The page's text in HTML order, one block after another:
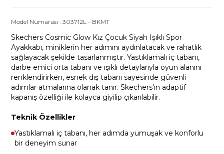
Model Numarası :303712L - BKMT
Skechers Cosmic Glow Kız Çocuk Siyah Işıklı Spor
Ayakkabı, miniklerin her adımını aydınlatacak ve rahatlık
sağlayacak şekilde tasarlanmıştır. Yastıklamalı iç tabanı,
darbe emici orta tabanı ve ışıklı detaylarıyla oyun alanını
renklendirirken, esnek dış tabanı sayesinde güvenli
adımlar atmalarına olanak tanır. Skechers'ın adaptif
kapanış özelliği ile kolayca giyilip çıkarılabilir.
Teknik Özellikler
Yastıklamalı iç tabanı, her adımda yumuşak ve konforlu
bir deneyim sunar